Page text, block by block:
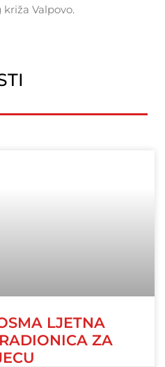
Valpovo.
LJETNA
ZA